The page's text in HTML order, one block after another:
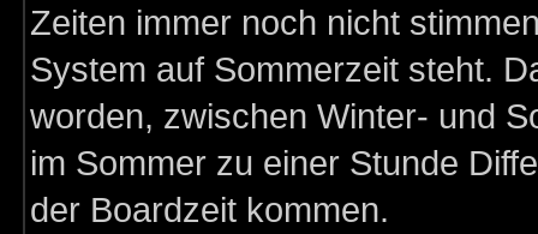
Zeiten immer noch nicht
System auf Sommerzeit steht.
worden, zwischen Winter- und
im Sommer zu einer Stunde
der Boardzeit kommen.